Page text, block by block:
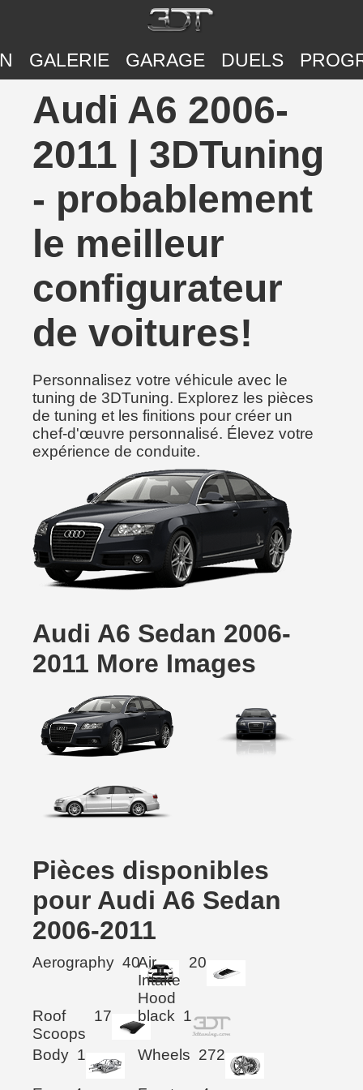
GALERIE GARAGE DUELS
Audi A6 2006-
2011 | 3DTuning
- probablement
le meilleur
configurateur
de voitures!
Personnalisez votre véhicule avec le
tuning de 3DTuning. Explorez les pièces
de tuning et les finitions pour créer un
chef-d'œuvre personnalisé. Élevez votre
expérience de conduite.
Audi A6 Sedan 2006-
2011 More Images
Pièces disponibles
pour Audi A6 Sedan
2006-2011
Aerography 40Air
Intake
Hood
20
Roof
Scoops
17 black 1
Body 1 Wheels 272